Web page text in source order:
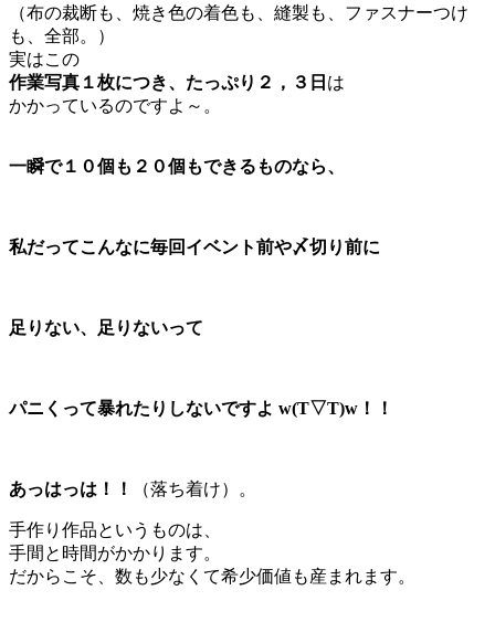
（布の裁断も、焼き色の着色も、縫製も、ファスナーつけ
も、全部。）
実はこの
作業写真１枚につき、たっぷり２，３日 は
かかっているのですよ～。
一瞬で１０個も２０個もできるものなら、
私だってこんなに毎回イベント前や〆切り前に
足りない、足りないって
パニくって暴れたりしないですよ w(T▽T)w！！
あっはっは！！ （落ち着け）。
手作り作品というものは、
手間と時間がかかります。
だからこそ、数も少なくて希少価値も産まれます。